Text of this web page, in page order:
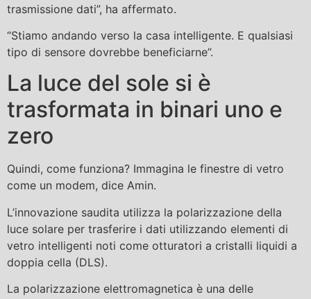
trasmissione dati”, ha affermato.
“Stiamo andando verso la casa intelligente. E qualsiasi
tipo di sensore dovrebbe beneficiarne”.
La luce del sole si è
trasformata in binari uno e
zero
Quindi, come funziona? Immagina le finestre di vetro
come un modem, dice Amin.
L’innovazione saudita utilizza la polarizzazione della
luce solare per trasferire i dati utilizzando elementi di
vetro intelligenti noti come otturatori a cristalli liquidi a
doppia cella (DLS).
La polarizzazione elettromagnetica è una delle